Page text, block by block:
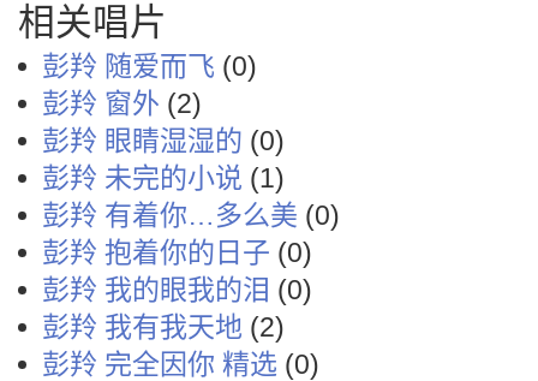
相关唱片
彭羚 随爱而飞 (0)
彭羚 窗外 (2)
彭羚 眼睛湿湿的 (0)
彭羚 未完的小说 (1)
彭羚 有着你…多么美 (0)
彭羚 抱着你的日子 (0)
彭羚 我的眼我的泪 (0)
彭羚 我有我天地 (2)
彭羚 完全因你 精选 (0)